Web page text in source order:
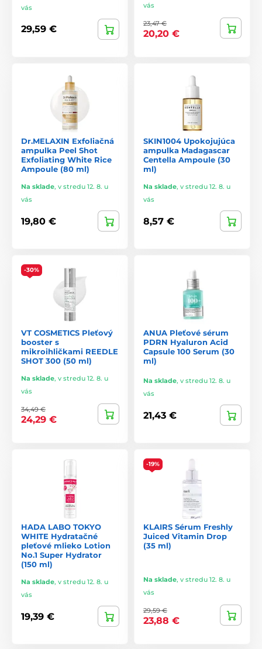
vás
29,59 €
vás
23,47 €
20,20 €
Dr.MELAXIN Exfoliačná
ampulka Peel Shot
Exfoliating White Rice
Ampoule (80 ml)
Na sklade, v stredu 12. 8. u
vás
19,80 €
SKIN1004 Upokojujúca
ampulka Madagascar
Centella Ampoule (30
ml)
Na sklade, v stredu 12. 8. u
vás
8,57 €
-30%
VT COSMETICS Pleťový
booster s
mikroihličkami REEDLE
SHOT 300 (50 ml)
Na sklade, v stredu 12. 8. u
vás
34,49 €
24,29 €
ANUA Pleťové sérum
PDRN Hyaluron Acid
Capsule 100 Serum (30
ml)
Na sklade, v stredu 12. 8. u
vás
21,43 €
HADA LABO TOKYO
WHITE Hydratačné
pleťové mlieko Lotion
No.1 Super Hydrator
(150 ml)
Na sklade, v stredu 12. 8. u
vás
19,39 €
-19%
KLAIRS Sérum Freshly
Juiced Vitamin Drop
(35 ml)
Na sklade, v stredu 12. 8. u
vás
29,59 €
23,88 €